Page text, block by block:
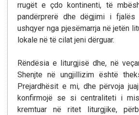
rrugët e çdo kontinenti, të
pandërprerë dhe dëgjimi i
ushqyer nga pjesëmarrja në jetën
lokale në të cilat jeni dërguar.
Rëndësia e liturgjisë dhe, në
Shenjte në ungjillizim është
Prejardhësit e mi, dhe përvoja
konfirmojë se si centraliteti i
kremtuar në ritet liturgjike,